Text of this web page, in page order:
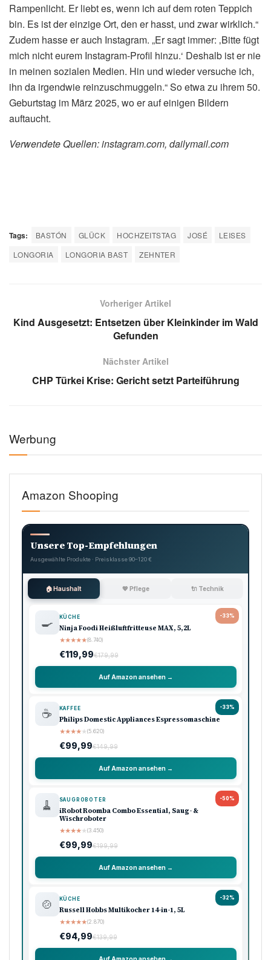
Rampenlicht. Er liebt es, wenn ich auf dem roten Teppich
bin. Es ist der einzige Ort, den er hasst, und zwar wirklich.“
Zudem hasse er auch Instagram. „Er sagt immer: ‚Bitte fügt
mich nicht eurem Instagram-Profil hinzu.‘ Deshalb ist er nie
in meinen sozialen Medien. Hin und wieder versuche ich,
ihn da irgendwie reinzuschmuggeln.“ So etwa zu ihrem 50.
Geburtstag im März 2025, wo er auf einigen Bildern
auftaucht.
Verwendete Quellen: instagram.com, dailymail.com
Tags: BASTÓN GLÜCK HOCHZEITSTAG JOSÉ
LEISES
LONGORIA
LONGORIA BAST ZEHNTER
Vorheriger Artikel
Kind Ausgesetzt: Entsetzen über Kleinkinder im Wald
Gefunden
Nächster Artikel
CHP Türkei Krise: Gericht setzt Parteiführung
Werbung
Amazon Shooping
Unsere Top-Empfehlungen
Ausgewählte Produkte · Preisklasse 90–120 €
🏠 Haushalt 💖 Pflege 🔌 Technik
-33%
🍳 KÜCHE
Ninja Foodi Heißluftfritteuse MAX, 5,2L
★★★★★(8.740)
€119,99€179,99
Auf Amazon ansehen →
-33%
☕ KAFFEE
Philips Domestic Appliances Espressomaschine
★★★★★(5.620)
€99,99€149,99
Auf Amazon ansehen →
-50%
🧹 SAUGROBOTER
iRobot Roomba Combo Essential, Saug- &
Wischroboter
★★★★★(3.450)
€99,99€199,99
Auf Amazon ansehen →
-32%
🍲 KÜCHE
Russell Hobbs Multikocher 14-in-1, 5L
★★★★★(2.870)
€94,99€139,99